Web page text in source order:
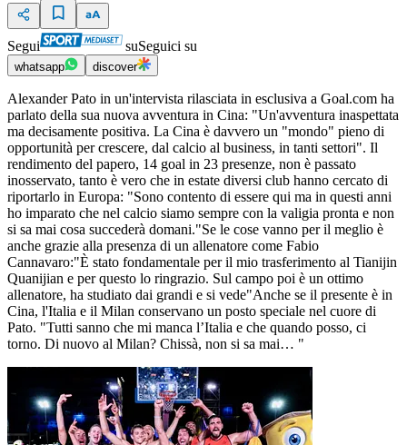
Segui suSeguici su
whatsapp discover
Alexander Pato in un'intervista rilasciata in esclusiva a Goal.com ha
parlato della sua nuova avventura in Cina: "Un'avventura inaspettata
ma decisamente positiva. La Cina è davvero un "mondo" pieno di
opportunità per crescere, dal calcio al business, in tanti settori". Il
rendimento del papero, 14 goal in 23 presenze, non è passato
inosservato, tanto è vero che in estate diversi club hanno cercato di
riportarlo in Europa: "Sono contento di essere qui ma in questi anni
ho imparato che nel calcio siamo sempre con la valigia pronta e non
si sa mai cosa succederà domani."Se le cose vanno per il meglio è
anche grazie alla presenza di un allenatore come Fabio
Cannavaro:"È stato fondamentale per il mio trasferimento al Tianijin
Quanijian e per questo lo ringrazio. Sul campo poi è un ottimo
allenatore, ha studiato dai grandi e si vede"Anche se il presente è in
Cina, l'Italia e il Milan conservano un posto speciale nel cuore di
Pato. "Tutti sanno che mi manca l’Italia e che quando posso, ci
torno. Di nuovo al Milan? Chissà, non si sa mai… "